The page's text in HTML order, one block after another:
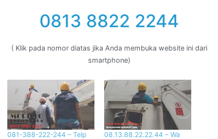
0813 8822 2244
( Klik pada nomor diatas jika Anda membuka website ini dari
smartphone)
081-388-222-244 – Telp
08.13.88.22.22.44 – Wa